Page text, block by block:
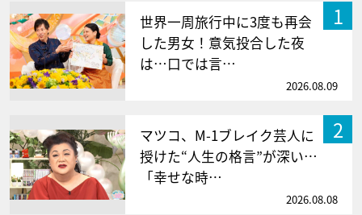
1
世界一周旅行中に3度も再会
した男女！意気投合した夜
は…口では言…
2026.08.09
2
マツコ、M-1ブレイク芸人に
授けた“人生の格言”が深い…
「幸せな時…
2026.08.08